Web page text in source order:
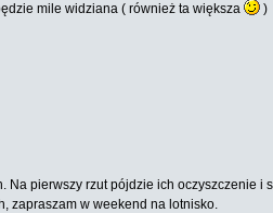
mile widziana ( również ta większa )
pierwszy rzut pójdzie ich oczyszczenie i
zapraszam w weekend na lotnisko.